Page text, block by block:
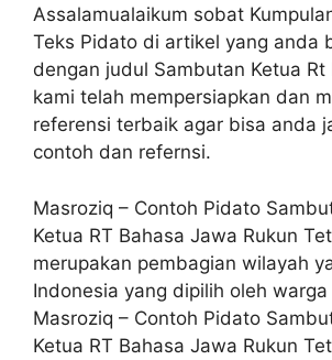
Assalamualaikum sobat
Teks Pidato di artikel yang anda
dengan judul Sambutan Ketua Rt
kami telah mempersiapkan dan
referensi terbaik agar bisa anda
contoh dan refernsi.
Masroziq – Contoh Pidato
Ketua RT Bahasa Jawa Rukun
merupakan pembagian wilayah
Indonesia yang dipilih oleh
Masroziq – Contoh Pidato
Ketua RT Bahasa Jawa Rukun